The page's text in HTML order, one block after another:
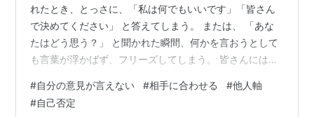
れたとき、とっさに、「私は何でもいいです」「皆さん
で決めてください」 と答えてしまう。 または、 「あな
たはどう思う？」 と聞かれた瞬間、何かを言おうとして
も言葉が浮かばず、フリーズしてしまう。 皆さんには、
ト 相手が自分の返事を待っていると思うと、みんなが自
分を見ていると思うと、その場にいられないような気持
#自分の意見が言えない #相手に合わせる #他人軸
#自己否定